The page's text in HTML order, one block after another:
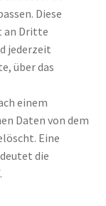
Diese
an Dritte
jederzeit
über das
einem
Daten von dem
Eine
die